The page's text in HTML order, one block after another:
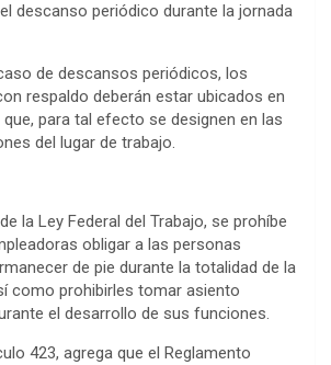
descanso periódico durante la jornada
de descansos periódicos, los
respaldo deberán estar ubicados en
para tal efecto se designen en las
del lugar de trabajo.
la Ley Federal del Trabajo, se prohíbe
obligar a las personas
de pie durante la totalidad de la
como prohibirles tomar asiento
el desarrollo de sus funciones.
423, agrega que el Reglamento